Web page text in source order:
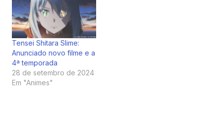
Tensei Shitara Slime:
Anunciado novo filme e a
4ª temporada
28 de setembro de 2024
Em "Animes"